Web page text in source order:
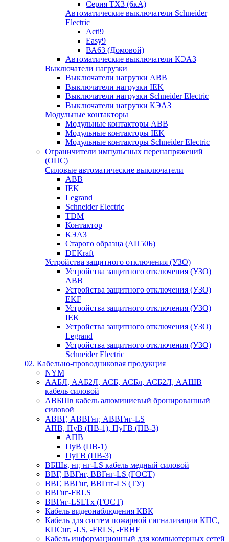
Серия TX3 (6кА)
Автоматические выключатели Schneider
Electric
Acti9
Easy9
ВА63 (Домовой)
Автоматические выключатели КЭАЗ
Выключатели нагрузки
Выключатели нагрузки ABB
Выключатели нагрузки IEK
Выключатели нагрузки Schneider Electric
Выключатели нагрузки КЭАЗ
Модульные контакторы
Модульные контакторы ABB
Модульные контакторы IEK
Модульные контакторы Schneider Electric
Ограничители импульсных перенапряжений
(ОПС)
Силовые автоматические выключатели
ABB
IEK
Legrand
Schneider Electric
TDM
Контактор
КЭАЗ
Старого образца (АП50Б)
DEKraft
Устройства защитного отключения (УЗО)
Устройства защитного отключения (УЗО)
ABB
Устройства защитного отключения (УЗО)
EKF
Устройства защитного отключения (УЗО)
IEK
Устройства защитного отключения (УЗО)
Legrand
Устройства защитного отключения (УЗО)
Schneider Electric
02. Кабельно-проводниковая продукция
NYM
ААБЛ, ААБ2Л, АСБ, АСБл, АСБ2Л, ААШВ
кабель силовой
АВБШв кабель алюминиевый бронированный
силовой
АВВГ, АВВГнг, АВВГнг-LS
АПВ, ПуВ (ПВ-1), ПуГВ (ПВ-3)
АПВ
ПуВ (ПВ-1)
ПуГВ (ПВ-3)
ВБШв, нг, нг-LS кабель медный силовой
ВВГ, ВВГнг, ВВГнг-LS (ГОСТ)
ВВГ, ВВГнг, ВВГнг-LS (ТУ)
ВВГнг-FRLS
ВВГнг-LSLTx (ГОСТ)
Кабель видеонаблюдения КВК
Кабель для систем пожарной сигнализации КПС,
КПСнг, -LS, -FRLS, -FRHF
Кабель информационный для компьютерных сетей